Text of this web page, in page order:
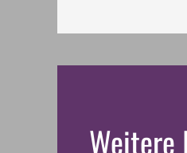
Weitere